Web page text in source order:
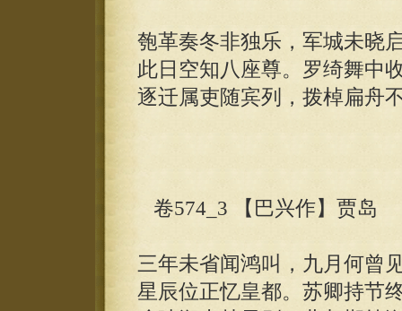
匏革奏冬非独乐，军城未晓
此日空知八座尊。罗绮舞中
逐迁属吏随宾列，拨棹扁舟
卷574_3 【巴兴作】贾岛
三年未省闻鸿叫，九月何曾
星辰位正忆皇都。苏卿持节